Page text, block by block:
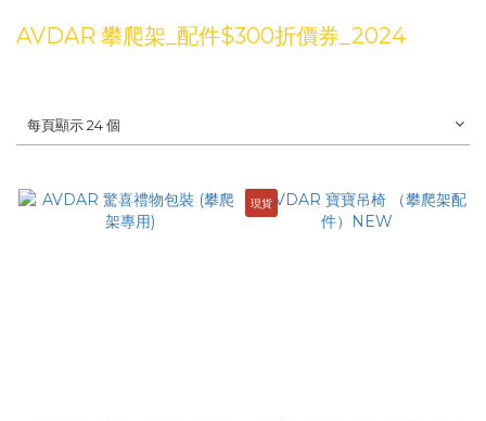
AVDAR 攀爬架_配件$300折價券_2024
每頁顯示 24 個
現貨